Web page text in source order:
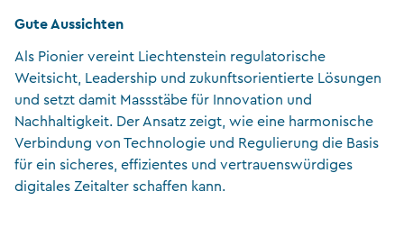
Gute Aussichten
Als Pionier vereint Liechtenstein regulatorische
Weitsicht, Leadership und zukunftsorientierte Lösungen
und setzt damit Massstäbe für Innovation und
Nachhaltigkeit. Der Ansatz zeigt, wie eine harmonische
Verbindung von Technologie und Regulierung die Basis
für ein sicheres, effizientes und vertrauenswürdiges
digitales Zeitalter schaffen kann.